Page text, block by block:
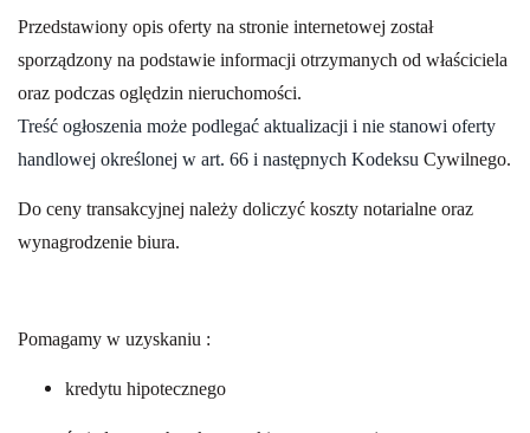
Przedstawiony opis oferty na stronie internetowej został
sporządzony na podstawie informacji otrzymanych od właściciela
oraz podczas oględzin nieruchomości.
Treść ogłoszenia może podlegać aktualizacji i nie stanowi oferty
handlowej określonej w art. 66 i następnych Kodeksu Cywilnego.
Do ceny transakcyjnej należy doliczyć koszty notarialne oraz
wynagrodzenie biura.
Pomagamy w uzyskaniu :
kredytu hipotecznego